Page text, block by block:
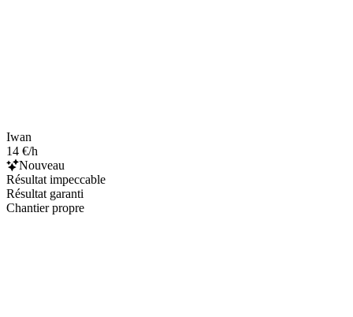
Iwan
14 €/h
Nouveau
Résultat impeccable
Résultat garanti
Chantier propre